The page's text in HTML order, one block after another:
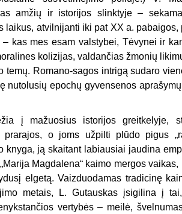
amžių ir istorijos slinktyje –
atvilnijanti iki pat XX a. pabaigos,
kas mes esam valstybei, Tėvynei ir
kolizijas, valdančias žmonių
Romano-sagos intrigą sudaro
nutolusių epochų gyvensenos
į mažuosius istorijos greitkelyje,
o joms užpilti plūdo pigus
knyga, ją skaitant labiausiai jaudina
Magdalena“ kaimo mergos
elgetą. Vaizduodamas tradicinę
metais, L. Gutauskas įsigilina į
vertybės – meilė,